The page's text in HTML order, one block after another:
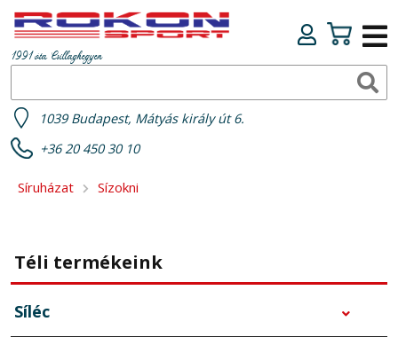
1991 óta Csillaghegyen
1039 Budapest, Mátyás király út 6.
+36 20 450 30 10
Síruházat Sízokni
Téli termékeink
Síléc